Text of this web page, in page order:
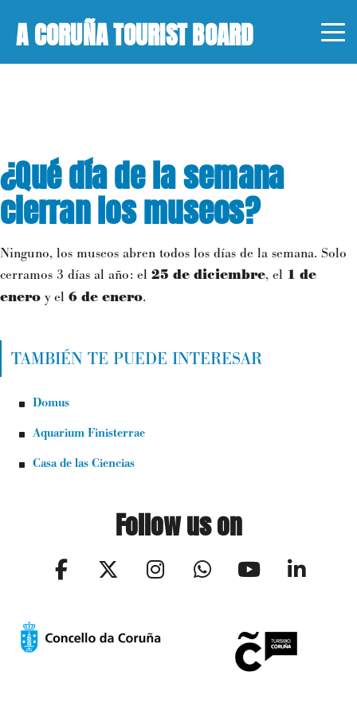
A CORUÑA TOURIST BOARD
¿Qué día de la semana
cierran los museos?
Ninguno, los museos abren todos los días de la semana. Solo
cerramos 3 días al año: el 25 de diciembre, el 1 de
enero y el 6 de enero.
TAMBIÉN TE PUEDE INTERESAR
Domus
Aquarium Finisterrae
Casa de las Ciencias
Follow us on